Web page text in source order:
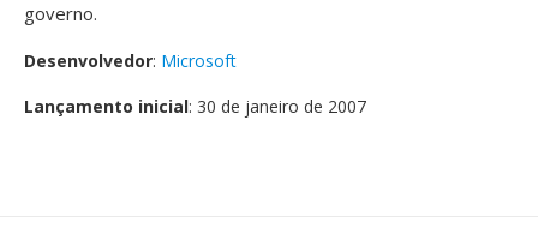
governo.
Desenvolvedor: Microsoft
Lançamento inicial: 30 de janeiro de 2007